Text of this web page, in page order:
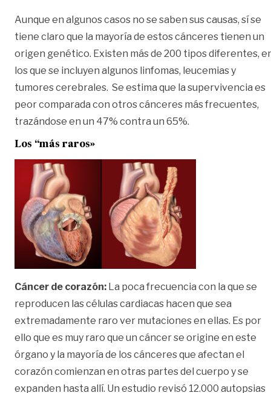
Aunque en algunos casos no se saben sus causas, sí se
tiene claro que la mayoría de estos cánceres tienen un
origen genético. Existen más de 200 tipos diferentes,
los que se incluyen algunos linfomas, leucemias y
tumores cerebrales. Se estima que la supervivencia es
peor comparada con otros cánceres más frecuentes,
trazándose en un 47% contra un 65%.
Los “más raros»
Cáncer de corazón: La poca frecuencia con la que se
reproducen las células cardiacas hacen que sea
extremadamente raro ver mutaciones en ellas. Es por
ello que es muy raro que un cáncer se origine en este
órgano y la mayoría de los cánceres que afectan el
corazón comienzan en otras partes del cuerpo y se
expanden hasta allí. Un estudio revisó 12.000 autopsias